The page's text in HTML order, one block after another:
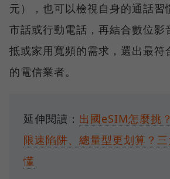
元），也可以檢視自身的通話習
市話或行動電話，再結合數位影
抵或家用寬頻的需求，選出最符
的電信業者。
延伸閱讀： 出國eSIM怎麼挑
限速陷阱、總量型更划算？
懂